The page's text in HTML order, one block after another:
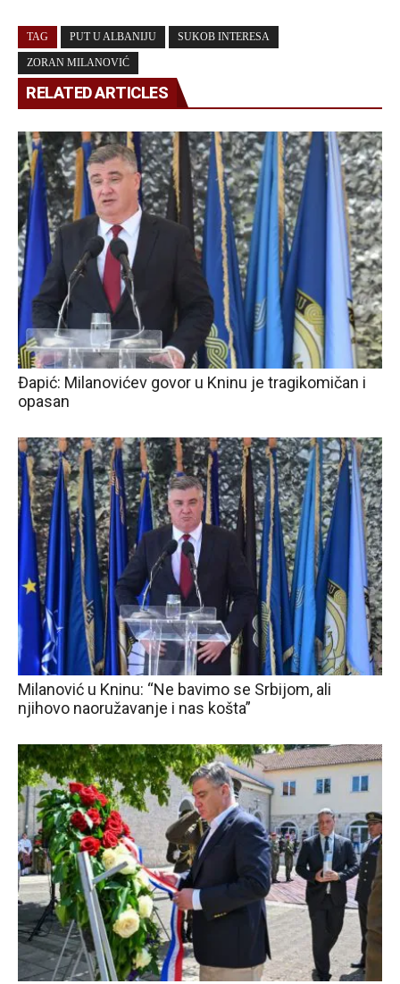
TAG PUT U ALBANIJU SUKOB INTERESA
ZORAN MILANOVIĆ
RELATED ARTICLES
Đapić: Milanovićev govor u Kninu je tragikomičan i
opasan
Milanović u Kninu: “Ne bavimo se Srbijom, ali
njihovo naoružavanje i nas košta”